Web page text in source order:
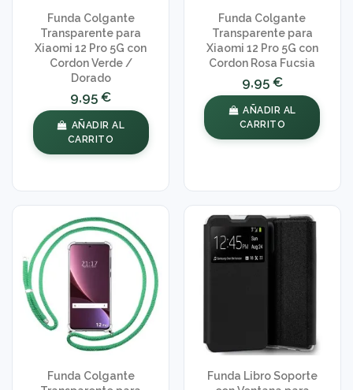
Funda Colgante
Transparente para
Xiaomi 12 Pro 5G con
Cordon Verde /
Dorado
9,95 €
AÑADIR AL
CARRITO
Funda Colgante
Transparente para
Xiaomi 12 Pro 5G con
Cordon Rosa Fucsia
9,95 €
AÑADIR AL
CARRITO
Funda Colgante
Funda Libro Soporte